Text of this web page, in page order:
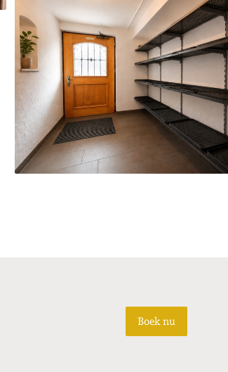
Boek nu